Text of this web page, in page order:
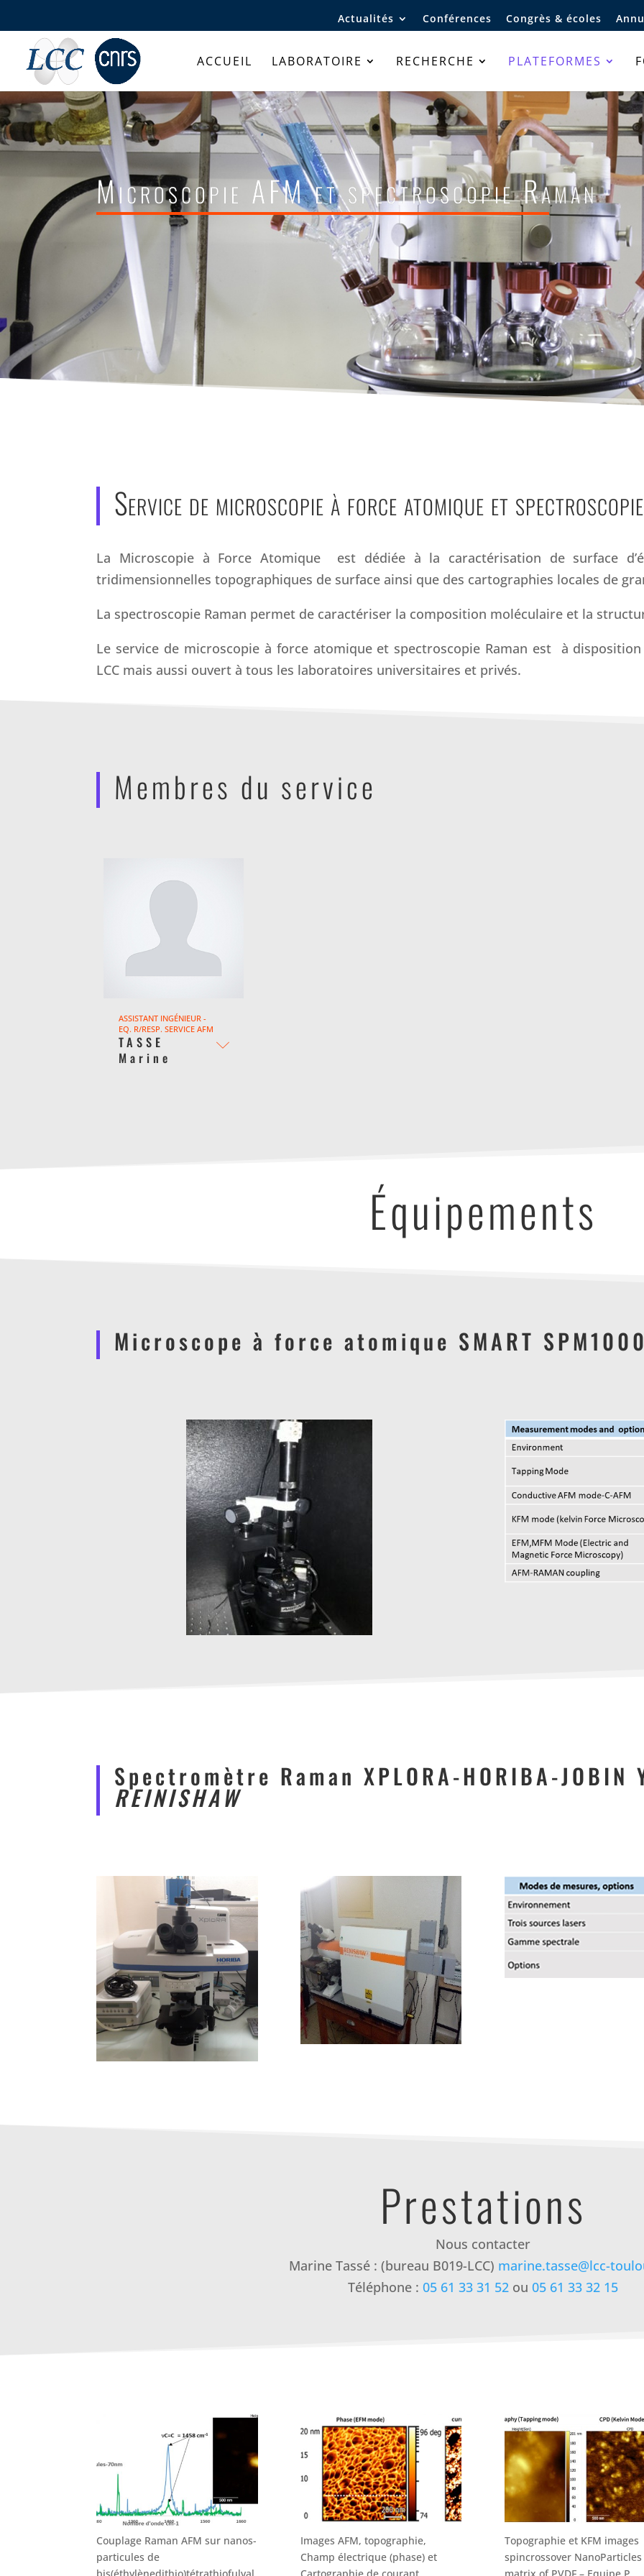
Actualités Conférences Congrès & écoles
ACCUEIL LABORATOIRE RECHERCHE PLATEFORMES
Microscopie AFM et spectroscopie Raman
Service de microscopie à force atomique et
La Microscopie à Force Atomique est dédiée à la caractérisation de surface
tridimensionnelles topographiques de surface ainsi que des cartographies locales de
La spectroscopie Raman permet de caractériser la composition moléculaire et la
Le service de microscopie à force atomique et spectroscopie Raman est à
LCC mais aussi ouvert à tous les laboratoires universitaires et privés.
Membres du service
ASSISTANT INGÉNIEUR -
EQ. R/RESP. SERVICE AFM
TASSE
Marine
Équipements
Microscope à force atomique SMART
Spectromètre Raman XPLORA-HORIBA-JOBIN
REINISHAW
Prestations
Nous contacter
Marine Tassé : (bureau B019-LCC) marine.tasse@lcc-
Téléphone : 05 61 33 31 52 ou 05 61 33 32 15
Couplage Raman AFM sur nanos-
particules de
Images AFM, topographie,
Champ électrique (phase) et
Topographie et KFM images
spincrossover